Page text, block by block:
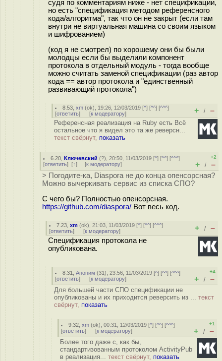
судя по комментариям ниже - нет спецификации,
но есть "спецификация методом референсного
кода/алгоритма", так что он не закрыт (если там
внутри не виртуальная машина со своим языком
и шифрованием)
(код я не смотрел) по хорошему они бы были
молодцы если бы выделили компонент
протокола в отдельный модуль - тогда вообще
можно считать заменой спецификации (раз автор
кода == автор протокола и "единственный
развивающий протокола")
8.53 ,xm (ok), 19:26, 12/03/2019 [^] [^^] [^^^]
[ответить] [к модератору] + / –
Референсная реализация на Ruby есть Всё
остальное что я видел это та же реверсн...
текст свёрнут, показать
6.20 ,Ключевский (?), 20:50, 11/03/2019 [^] [^^] [^^^]
[ответить] [↑] [к модератору]
+2
+ / –
> Погодите-ка, Diaspora не до конца опенсорсная?
Можно вычеркивать сервис из списка СПО?
С чего бы? Полностью опенсорсная.
https://github.com/diaspora/ Вот весь код.
7.23 ,xm (ok), 21:03, 11/03/2019 [^] [^^] [^^^]
[ответить] [к модератору] + / –
Спецификация протокола не
опубликована.
8.31 ,Аноним (31), 23:56, 11/03/2019 [^] [^^] [^^^]
[ответить] [к модератору]
+4
+ / –
Для большей части СПО спецификации не
опубликованы и их приходится реверсить из ... текст
свёрнут, показать
9.32 ,xm (ok), 00:31, 12/03/2019 [^] [^^] [^^^]
[ответить] [к модератору]
+1
+ / –
Более того даже с, как бы,
стандартизованным протоколом ActivityPub
в реализация... текст свёрнут, показать